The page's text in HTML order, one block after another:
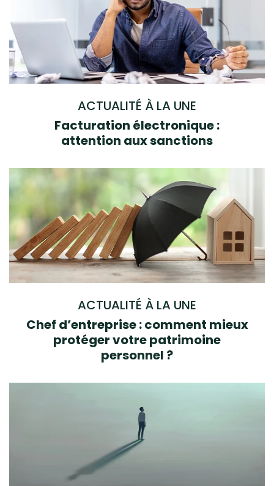
ACTUALITÉ À LA UNE
Facturation électronique :
attention aux sanctions
ACTUALITÉ À LA UNE
Chef d’entreprise : comment mieux
protéger votre patrimoine
personnel ?